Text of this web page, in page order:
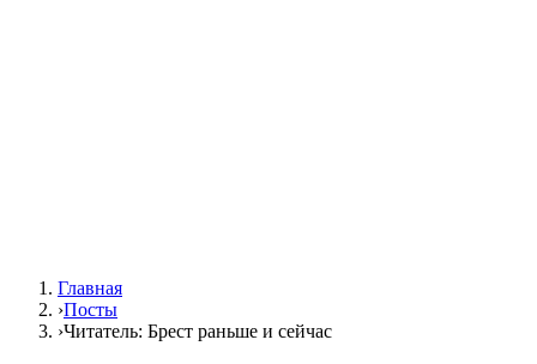
Главная
›Посты
›Читатель: Брест раньше и сейчас